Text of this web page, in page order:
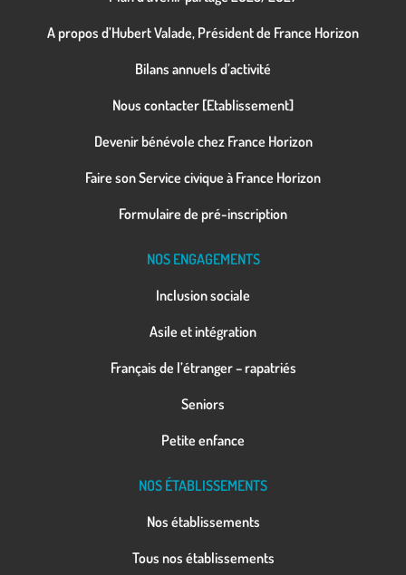
A propos d’Hubert Valade, Président de France Horizon
Bilans annuels d’activité
Nous contacter [Etablissement]
Devenir bénévole chez France Horizon
Faire son Service civique à France Horizon
Formulaire de pré-inscription
NOS ENGAGEMENTS
Inclusion sociale
Asile et intégration
Français de l’étranger – rapatriés
Seniors
Petite enfance
NOS ÉTABLISSEMENTS
Nos établissements
Tous nos établissements